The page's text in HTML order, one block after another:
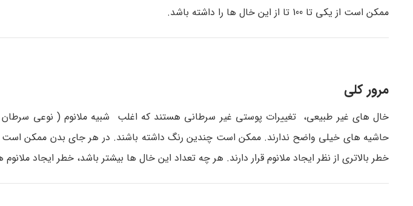
ممکن است از یکی تا 100 تا از این خال ها را داشته باشد.
مرور کلی
خال های غیر طبیعی، تغییرات پوستی غیر سرطانی هستند که اغلب شبیه ملانوم ( نوعی
حاشیه های خیلی واضح ندارند. ممکن است چندین رنگ داشته باشند. در هر جای بدن ممکن است
خطر بالاتری از نظر ایجاد ملانوم قرار دارند. هر چه تعداد این خال ها بیشتر باشد، خطر ایجاد